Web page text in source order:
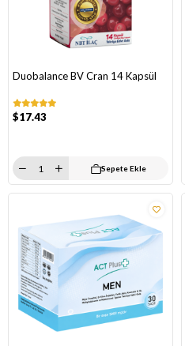
Duobalance BV Cran 14 Kapsül
$17.43
Sepete Ekle